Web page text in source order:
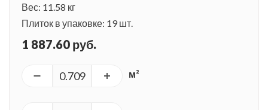
Вес: 11.58 кг
Плиток в упаковке: 19 шт.
1 887.60 руб.
м²